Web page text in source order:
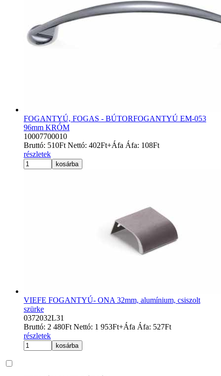
FOGANTYÚ, FOGAS - BÚTORFOGANTYÚ EM-053
96mm KRÓM
10007700010
Bruttó: 510Ft Nettó: 402Ft+Áfa Áfa: 108Ft
részletek
kosárba
VIEFE FOGANTYÚ- ONA 32mm, alumínium, csiszolt
szürke
0372032L31
Bruttó: 2 480Ft Nettó: 1 953Ft+Áfa Áfa: 527Ft
részletek
kosárba